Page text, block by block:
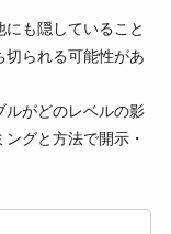
も隠していること
られる可能性があ
ルがどのレベルの影
グと方法で開示・